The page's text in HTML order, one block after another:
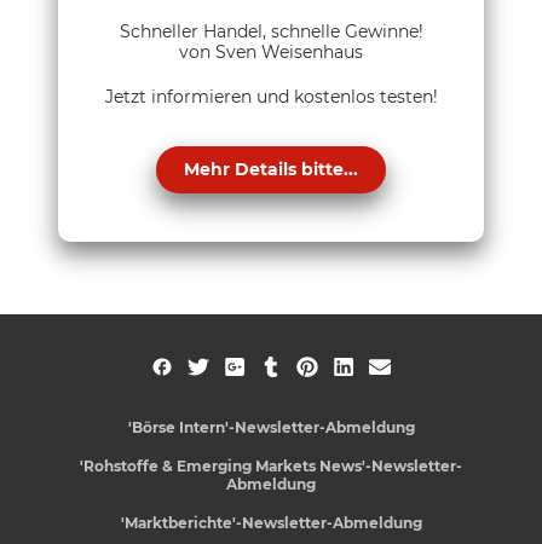
Schneller Handel, schnelle Gewinne!
von Sven Weisenhaus
Jetzt informieren und kostenlos testen!
Mehr Details bitte...
'Börse Intern'-Newsletter-Abmeldung
'Rohstoffe & Emerging Markets News'-Newsletter-
Abmeldung
'Marktberichte'-Newsletter-Abmeldung